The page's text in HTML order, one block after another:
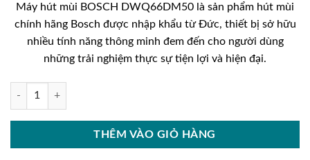
là:
16.000.000₫.
tại
là:
Máy hút mùi BOSCH DWQ66DM50 là sản phẩm hút mùi
chính hãng Bosch được nhập khẩu từ Đức, thiết bị sở hữu
nhiều tính năng thông minh đem đến cho người dùng
những trải nghiệm thực sự tiện lợi và hiện đại.
Máy hút mùi BOSCH DWQ66DM50 số lượng
THÊM VÀO GIỎ HÀNG